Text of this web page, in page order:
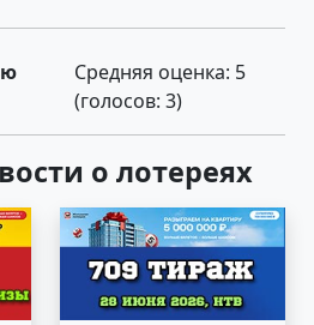
Средняя оценка: 5
(голосов: 3)
о лотереях